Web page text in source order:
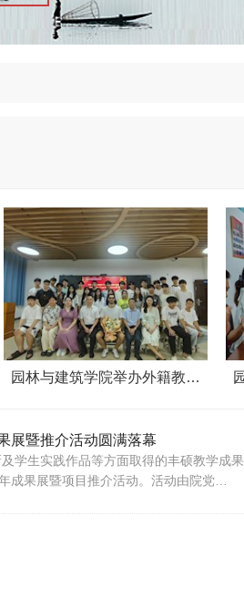
园林与建筑学院举办外籍教…
暨推介活动圆满落幕
学生实践作品等方面取得的丰硕教学成
成果展暨项目推介活动。活动由院党…